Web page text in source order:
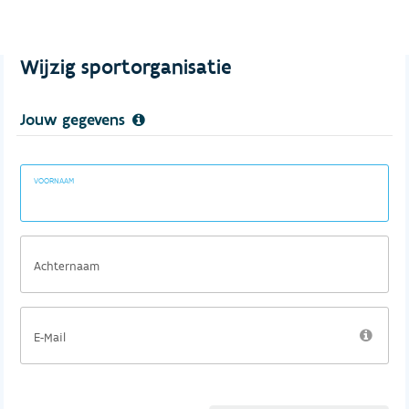
Wijzig sportorganisatie
Jouw gegevens
VOORNAAM
Achternaam
E-Mail